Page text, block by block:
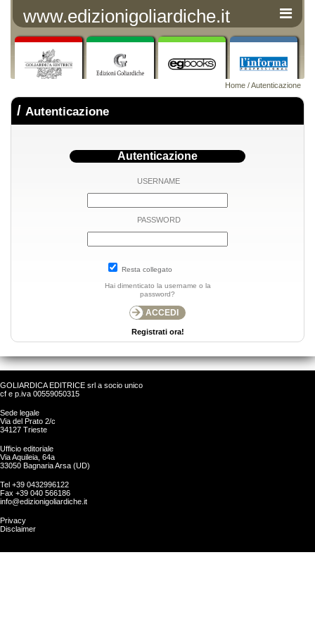
www.edizionigoliardiche.it
Home / Autenticazione
/ Autenticazione
Autenticazione
USERNAME
PASSWORD
Resta collegato
Hai dimenticato la username o la
password?
Registrati ora!
GOLIARDICA EDITRICE srl a socio unico
cf e p.iva 00559050315
Sede legale
Via del Prato 2/c
34127 Trieste
Ufficio editoriale
Via Aquileia, 64a
33050 Bagnaria Arsa (UD)
Tel +39 0432996122
Fax +39 040 566186
info@edizionigoliardiche.it
Privacy
Disclaimer